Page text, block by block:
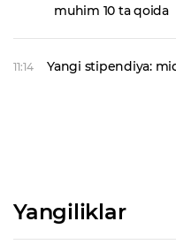
muhim 10 ta qoida
11:14 Yangi stipendiya:
Yangiliklar